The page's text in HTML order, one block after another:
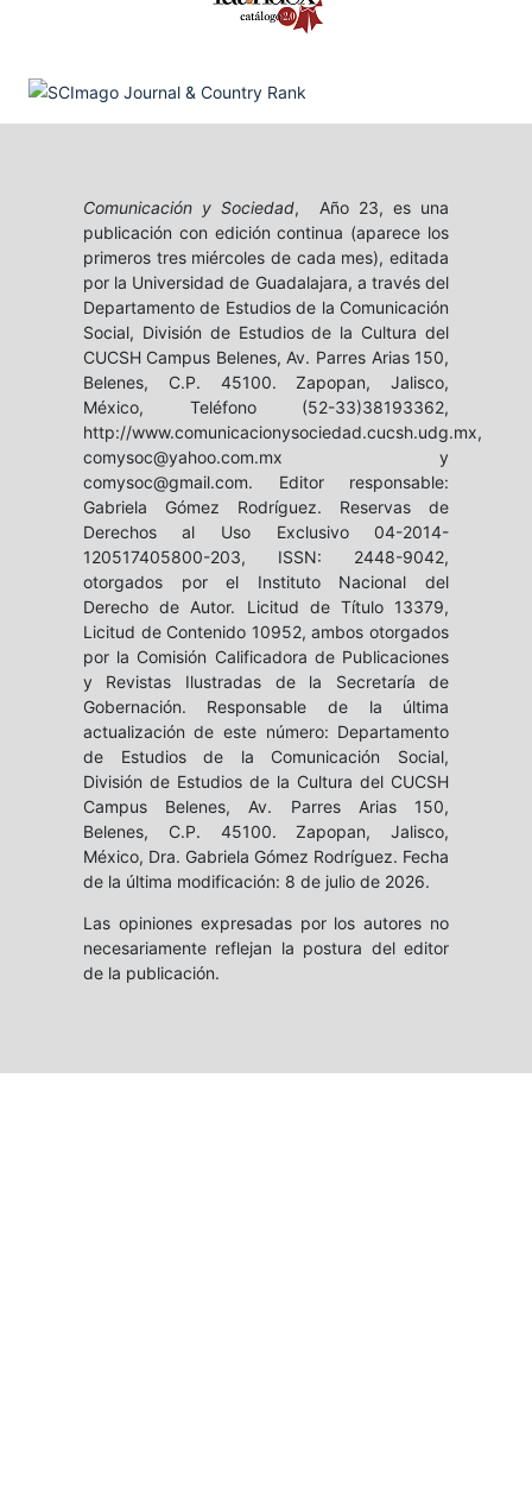
Comunicación y Sociedad, Año 23, es una
publicación con edición continua (aparece los
primeros tres miércoles de cada mes), editada
por la Universidad de Guadalajara, a través del
Departamento de Estudios de la Comunicación
Social, División de Estudios de la Cultura del
CUCSH Campus Belenes, Av. Parres Arias 150,
Belenes, C.P. 45100. Zapopan, Jalisco,
México, Teléfono (52-33)38193362,
http://www.comunicacionysociedad.cucsh.udg.mx,
comysoc@yahoo.com.mx y
comysoc@gmail.com. Editor responsable:
Gabriela Gómez Rodríguez. Reservas de
Derechos al Uso Exclusivo 04-2014-
120517405800-203, ISSN: 2448-9042,
otorgados por el Instituto Nacional del
Derecho de Autor. Licitud de Título 13379,
Licitud de Contenido 10952, ambos otorgados
por la Comisión Calificadora de Publicaciones
y Revistas Ilustradas de la Secretaría de
Gobernación. Responsable de la última
actualización de este número: Departamento
de Estudios de la Comunicación Social,
División de Estudios de la Cultura del CUCSH
Campus Belenes, Av. Parres Arias 150,
Belenes, C.P. 45100. Zapopan, Jalisco,
México, Dra. Gabriela Gómez Rodríguez. Fecha
de la última modificación: 8 de julio de 2026.
Las opiniones expresadas por los autores no
necesariamente reflejan la postura del editor
de la publicación.